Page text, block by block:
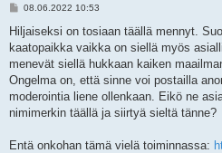
V
e
s
t
i
08.06.2022 10:53
Hiljaiseksi on tosiaan täällä mennyt.
kaatopaikka vaikka on siellä myös
menevät siellä hukkaan kaiken
Ongelma on, että sinne voi postailla
moderointia liene ollenkaan. Eikö ne
nimimerkin täällä ja siirtyä sieltä tänne?
Entä onkohan tämä vielä toiminnassa: